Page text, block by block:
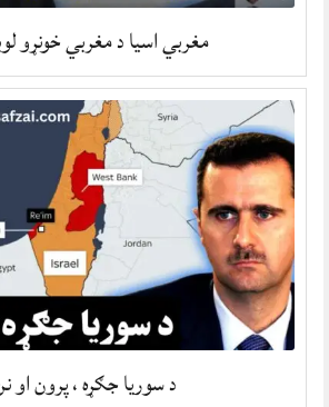
مغربي اسیا د مغربي خونړو
د سوریا جګړه ، پرون او